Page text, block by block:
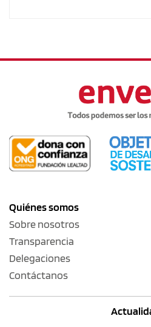
Quiénes somos
Sobre nosotros
Transparencia
Delegaciones
Contáctanos